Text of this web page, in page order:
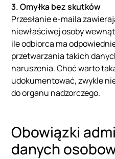
3. Omyłka bez skutków
Przesłanie e-maila
niewłaściwej osoby
ile odbiorca ma
przetwarzania takich
naruszenia. Choć warto
udokumentować, zwykle
do organu nadzorczego.
Obowiązki
danych